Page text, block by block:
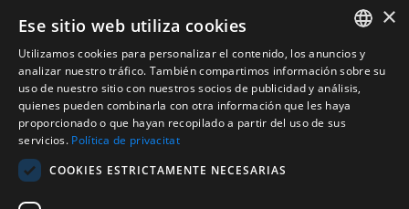
OFICINA DE TURISMO DE BANYOLES
Passeig Darder - Pesquera núm. 10
17820 Banyoles (Girona)
Tel. (0034) 972 583 470
turisme@ajbanyoles.org
whatsapp 690 853 395
Síguenos
CATALAN
ENGLISH
FRENCH
×
Ese sitio web utiliza cookies
Utilizamos cookies para personalizar el contenido, los anuncios y
analizar nuestro tráfico. También compartimos información sobre su
uso de nuestro sitio con nuestros socios de publicidad y análisis,
quienes pueden combinarla con otra información que les haya
proporcionado o que hayan recopilado a partir del uso de sus
servicios. Política de privacitat
COOKIES ESTRICTAMENTE NECESARIAS